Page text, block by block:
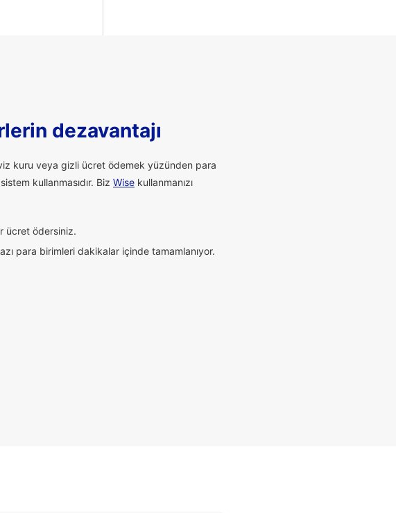
dezavantajı
kuru veya gizli ücret ödemek yüzünden para
kullanmasıdır. Biz Wise kullanmanızı
ücret ödersiniz.
para birimleri dakikalar içinde tamamlanıyor.